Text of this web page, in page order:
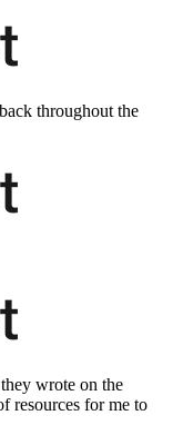
throughout the
wrote on the
resources for me to